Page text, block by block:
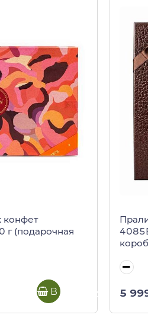
конфет
г (подарочная
В корзину 5